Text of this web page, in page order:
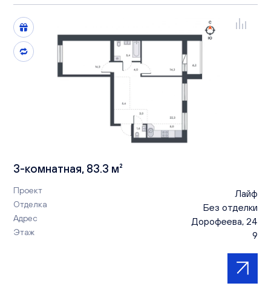
3-комнатная, 83.3 м²
Проект Лайф
Отделка Без отделки
Адрес Дорофеева, 24
Этаж 9